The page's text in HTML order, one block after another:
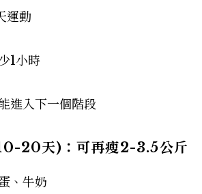
運動
1小時
進入下一個階段
20天)：可再瘦2-3.5公斤
、牛奶